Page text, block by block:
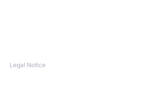
Legal Notice